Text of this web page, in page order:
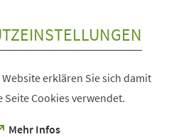
erklären Sie sich damit
Cookies verwendet.
Mehr Infos